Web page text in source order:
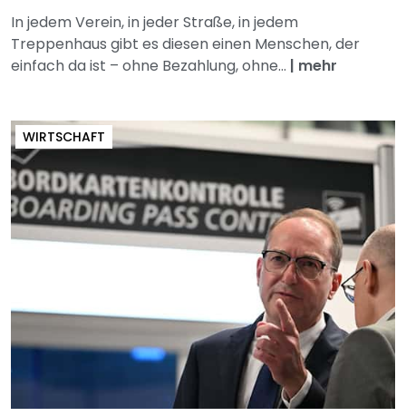
In jedem Verein, in jeder Straße, in jedem
Treppenhaus gibt es diesen einen Menschen, der
einfach da ist – ohne Bezahlung, ohne... | mehr
WIRTSCHAFT